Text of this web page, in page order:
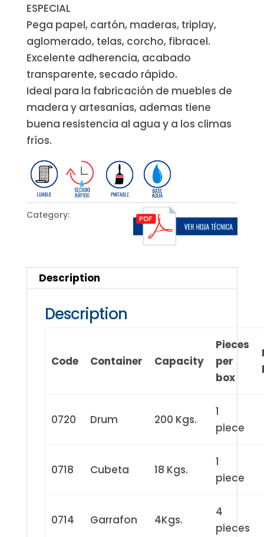
ESPECIAL
Pega papel, cartón, maderas, triplay,
aglomerado, telas, corcho, fibracel.
Excelente adherencia, acabado
transparente, secado rápido.
Ideal para la fabricación de muebles de
madera y artesanías, ademas tiene
buena resistencia al agua y a los climas
fríos.
Category:
Description
Description
Code Container Capacity
Pieces
per
box
0720 Drum 200 Kgs.
1
piece
0718 Cubeta 18 Kgs.
1
piece
0714 Garrafon 4Kgs.
4
pieces